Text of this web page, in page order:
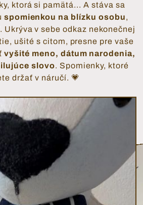
ktorá si pamätá... A stáva sa
spomienkou na blízku osobu,
Ukrýva v sebe odkaz nekonečnej
ušité s citom, presne pre vaše
vyšité meno, dátum narodenia,
slovo. Spomienky, ktoré
držať v náručí. 💗